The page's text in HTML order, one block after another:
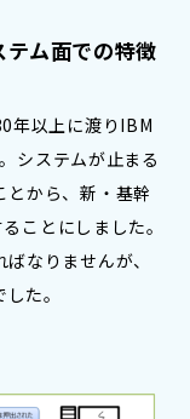
ム面での特徴
年以上に渡りIBM
システムが止まる
とから、新・基幹
ことにしました。
なりませんが、
た。